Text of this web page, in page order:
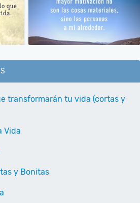
transformarán tu vida (cortas y
Vida
y Bonitas